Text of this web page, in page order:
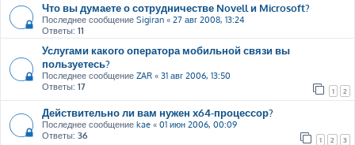
Что вы думаете о сотрудничестве Novell и Microsoft?
Последнее сообщение Sigiran « 27 авг 2008, 13:24
Ответы: 11
Услугами какого оператора мобильной связи вы
пользуетесь?
Последнее сообщение ZAR « 31 авг 2006, 13:50
Ответы: 17 1 2
Действительно ли вам нужен x64-процессор?
Последнее сообщение kae « 01 июн 2006, 00:09
Ответы: 36 1 2 3